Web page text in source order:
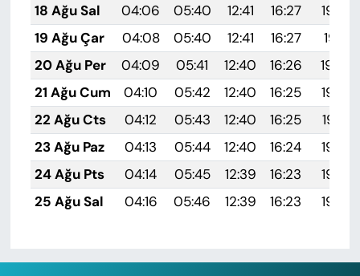
18 Ağu Sal
04:06 05:40 12:41 16:27
19:32
19 Ağu Çar
04:08 05:40 12:41 16:27
19:31
20 Ağu Per
04:09 05:41 12:40 16:26
19:30
21 Ağu Cum
04:10 05:42 12:40 16:25
19:28
22 Ağu Cts
04:12 05:43 12:40 16:25
19:27
23 Ağu Paz
04:13 05:44 12:40 16:24
19:25
24 Ağu Pts
04:14 05:45 12:39 16:23
19:24
25 Ağu Sal
04:16 05:46 12:39 16:23 19:22